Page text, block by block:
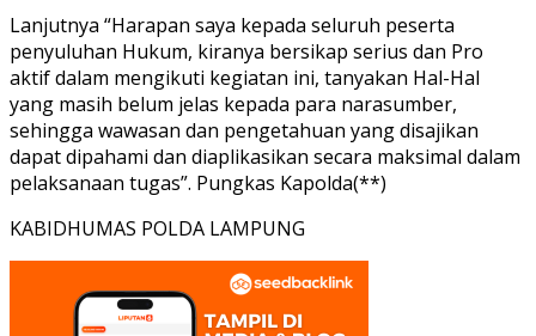
Lanjutnya “Harapan saya kepada seluruh peserta
penyuluhan Hukum, kiranya bersikap serius dan Pro
aktif dalam mengikuti kegiatan ini, tanyakan Hal-Hal
yang masih belum jelas kepada para narasumber,
sehingga wawasan dan pengetahuan yang disajikan
dapat dipahami dan diaplikasikan secara maksimal dalam
pelaksanaan tugas”. Pungkas Kapolda(**)
KABIDHUMAS POLDA LAMPUNG